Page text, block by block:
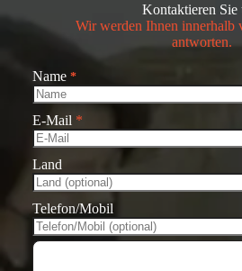
Kontaktieren Sie
Wir werden Ihnen innerhalb
antworten.
Name *
E-Mail *
Land
Telefon/Mobil